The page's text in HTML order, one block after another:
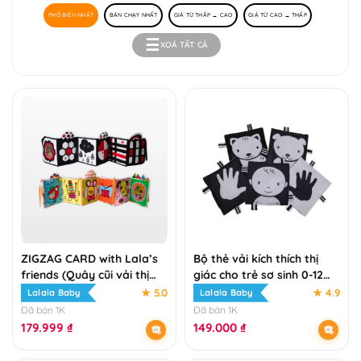
XOÁ TẤT CẢ
PHỔ BIẾN NHẤT BÁN CHẠY NHẤT GIÁ TỪ THẤP → CAO GIÁ TỪ CAO → THẤP
ZIGZAG CARD with Lala’s
friends (Quây cũi vải thị
giác cho bé) – Kích Thích
Giác Quan Từ Những
Tháng Đầu Đời
Lalala Baby ★ 5.0
Đã bán 1K
179.999 ₫
Bộ thẻ vải kích thích thị
giác cho trẻ sơ sinh 0-12
tháng tuổi
Lalala Baby ★ 4.9
Đã bán 1K
149.000 ₫